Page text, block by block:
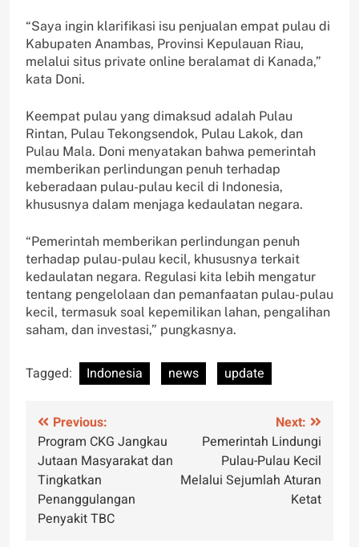
“Saya ingin klarifikasi isu penjualan empat pulau di
Kabupaten Anambas, Provinsi Kepulauan Riau,
melalui situs private online beralamat di Kanada,”
kata Doni.
Keempat pulau yang dimaksud adalah Pulau
Rintan, Pulau Tekongsendok, Pulau Lakok, dan
Pulau Mala. Doni menyatakan bahwa pemerintah
memberikan perlindungan penuh terhadap
keberadaan pulau-pulau kecil di Indonesia,
khususnya dalam menjaga kedaulatan negara.
“Pemerintah memberikan perlindungan penuh
terhadap pulau-pulau kecil, khususnya terkait
kedaulatan negara. Regulasi kita lebih mengatur
tentang pengelolaan dan pemanfaatan pulau-pulau
kecil, termasuk soal kepemilikan lahan, pengalihan
saham, dan investasi,” pungkasnya.
Tagged: Indonesia news update
Post
navigation
Previous:
Program CKG Jangkau
Jutaan Masyarakat dan
Tingkatkan
Penanggulangan
Penyakit TBC
Next:
Pemerintah Lindungi
Pulau-Pulau Kecil
Melalui Sejumlah Aturan
Ketat